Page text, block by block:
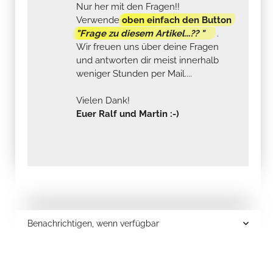
Nur her mit den Fragen!!
Verwendeoben einfach den Button
"Frage zu diesem Artikel...?? "
.
Wir freuen uns über deine Fragen
und antworten dir meist innerhalb
weniger Stunden per Mail....
Vielen Dank!
Euer Ralf und Martin :-)
Benachrichtigen, wenn verfügbar